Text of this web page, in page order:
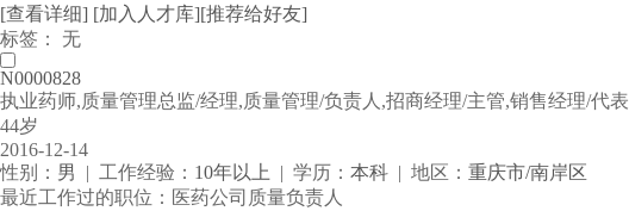
[查看详细] [加入人才库][推荐给好友]
标签： 无
N0000828
执业药师,质量管理总监/经理,质量管理/负责人,招商经理/主管,销售经理/代表
44岁
2016-12-14
性别： 男 | 工作经验： 10年以上 | 学历： 本科 | 地区： 重庆市/南岸区
最近工作过的职位：医药公司质量负责人